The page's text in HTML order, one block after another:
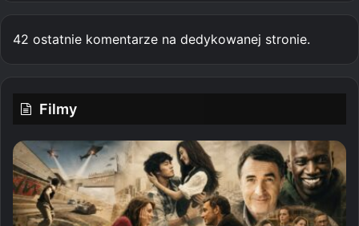
42 ostatnie komentarze na dedykowanej stronie.
Filmy